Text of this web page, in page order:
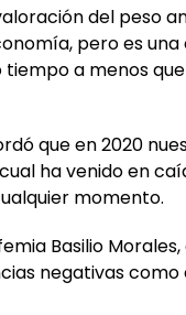
del peso
pero es
a menos
que en 2020
ha venido en
momento.
Basilio
negativas